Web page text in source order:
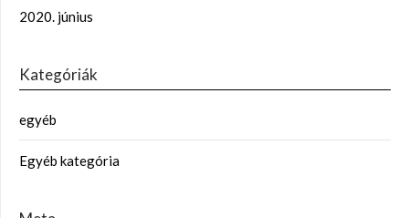
2020. június
Kategóriák
egyéb
Egyéb kategória